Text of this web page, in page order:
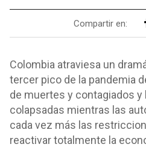
Compartir en:
Colombia atraviesa un
tercer pico de la pandemia
de muertes y contagiados y
colapsadas mientras las
cada vez más las
reactivar totalmente la